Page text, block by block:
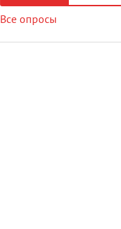
Все опросы